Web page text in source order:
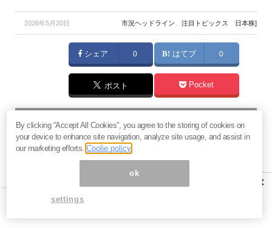
2026年5月20日 市況ヘッドライン、 注目トピックス 日本株]
シェア 0 はてブ 0
ポスト Pocket
急騰後に急落「パワーエックス」株は買いか？蓄電池銘柄の
将来性とリスク
過去最高益「サンリオ」は買いか？決算で見えた“強い事
度と投資戦略
×
By clicking “Accept All Cookies”, you agree to the storing of cookies on
your device to enhance site navigation, analyze site usage, and assist in
our marketing efforts.Coolie policy
ok
settings